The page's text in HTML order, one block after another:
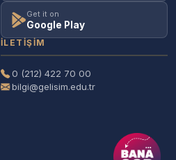
Get it on
Google Play
İLETIŞIM
0 (212) 422 70 00
bilgi@gelisim.edu.tr